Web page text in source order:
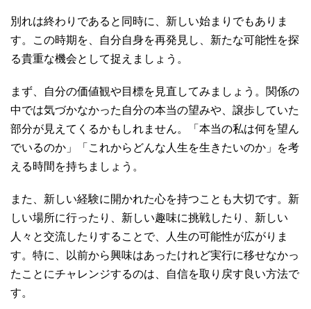
別れは終わりであると同時に、新しい始まりでもありま
す。この時期を、自分自身を再発見し、新たな可能性を探
る貴重な機会として捉えましょう。
まず、自分の価値観や目標を見直してみましょう。関係の
中では気づかなかった自分の本当の望みや、譲歩していた
部分が見えてくるかもしれません。「本当の私は何を望ん
でいるのか」「これからどんな人生を生きたいのか」を考
える時間を持ちましょう。
また、新しい経験に開かれた心を持つことも大切です。新
しい場所に行ったり、新しい趣味に挑戦したり、新しい
人々と交流したりすることで、人生の可能性が広がりま
す。特に、以前から興味はあったけれど実行に移せなかっ
たことにチャレンジするのは、自信を取り戻す良い方法で
す。